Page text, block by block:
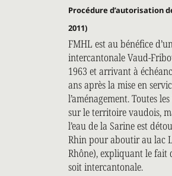
Procédure d’autorisation
2011)
FMHL est au bénéfice
intercantonale Vaud-
1963 et arrivant à
ans après la mise en
l’aménagement. Toutes
sur le territoire vaudois,
l’eau de la Sarine est
Rhin pour aboutir au lac
Rhône), expliquant le fait
soit intercantonale.